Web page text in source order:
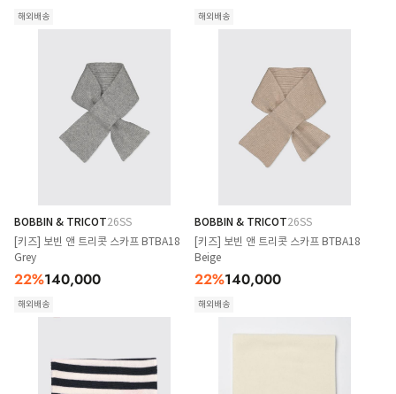
해외배송 해외배송
BOBBIN & TRICOT26SS
[키즈] 보빈 앤 트리콧 스카프 BTBA18
Grey
22%140,000
해외배송
BOBBIN & TRICOT26SS
[키즈] 보빈 앤 트리콧 스카프 BTBA18
Beige
22%140,000
해외배송